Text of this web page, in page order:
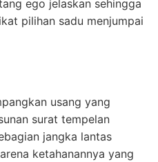
ego jelaskan sehingga
pilihan sadu menjumpai
usang yang
surat tempelan
jangka lantas
ketahanannya yang